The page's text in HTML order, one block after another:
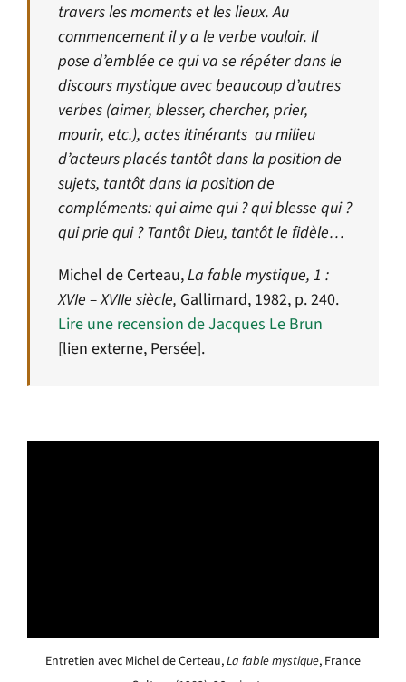
travers les moments et les lieux. Au
commencement il y a le verbe vouloir. Il
pose d’emblée ce qui va se répéter dans le
discours mystique avec beaucoup d’autres
verbes (aimer, blesser, chercher, prier,
mourir, etc.), actes itinérants au milieu
d’acteurs placés tantôt dans la position de
sujets, tantôt dans la position de
compléments: qui aime qui ? qui blesse qui ?
qui prie qui ? Tantôt Dieu, tantôt le fidèle…
Michel de Certeau,La fable mystique, 1 :
XVIe – XVIIe siècle, Gallimard, 1982, p. 240.
Lire une recension de Jacques Le Brun
[lien externe, Persée].
Entretien avec Michel de Certeau,La fable mystique, France